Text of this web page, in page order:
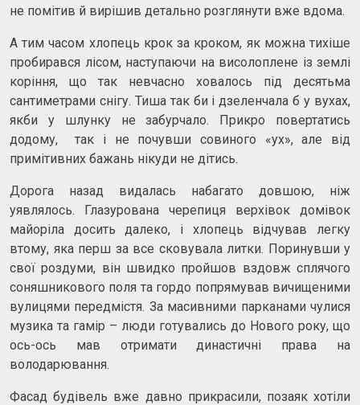
не помітив й вирішив детально розглянути вже вдома.
А тим часом хлопець крок за кроком, як можна тихіше
пробирався лісом, наступаючи на висолоплене із землі
коріння, що так невчасно ховалось під десятьма
сантиметрами снігу. Тиша так би і дзеленчала б у вухах,
якби у шлунку не забурчало. Прикро повертатись
додому, так і не почувши совиного «ух», але від
примітивних бажань нікуди не дітись.
Дорога назад видалась набагато довшою, ніж
уявлялось. Глазурована черепиця верхівок домівок
майоріла досить далеко, і хлопець відчував легку
втому, яка перш за все сковувала литки. Поринувши у
свої роздуми, він швидко пройшов вздовж сплячого
соняшникового поля та гордо попрямував вичищеними
вулицями передмістя. За масивними парканами чулися
музика та гамір – люди готувались до Нового року, що
ось-ось мав отримати династичні права на
володарювання.
Фасад будівель вже давно прикрасили, позаяк хотіли